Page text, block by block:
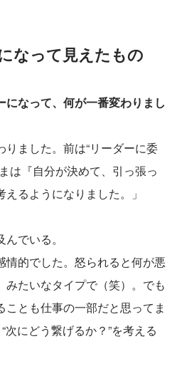
なって見えたもの
なって、何が一番変わりまし
りました。前は“リーダーに委
は『自分が決めて、引っ張っ
るようになりました。」
でいる。
情的でした。怒られると何が悪
みたいなタイプで（笑）。でも
とも仕事の一部だと思ってま
次にどう繋げるか？”を考える